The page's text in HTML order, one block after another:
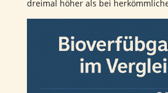
dreimal höher als bei